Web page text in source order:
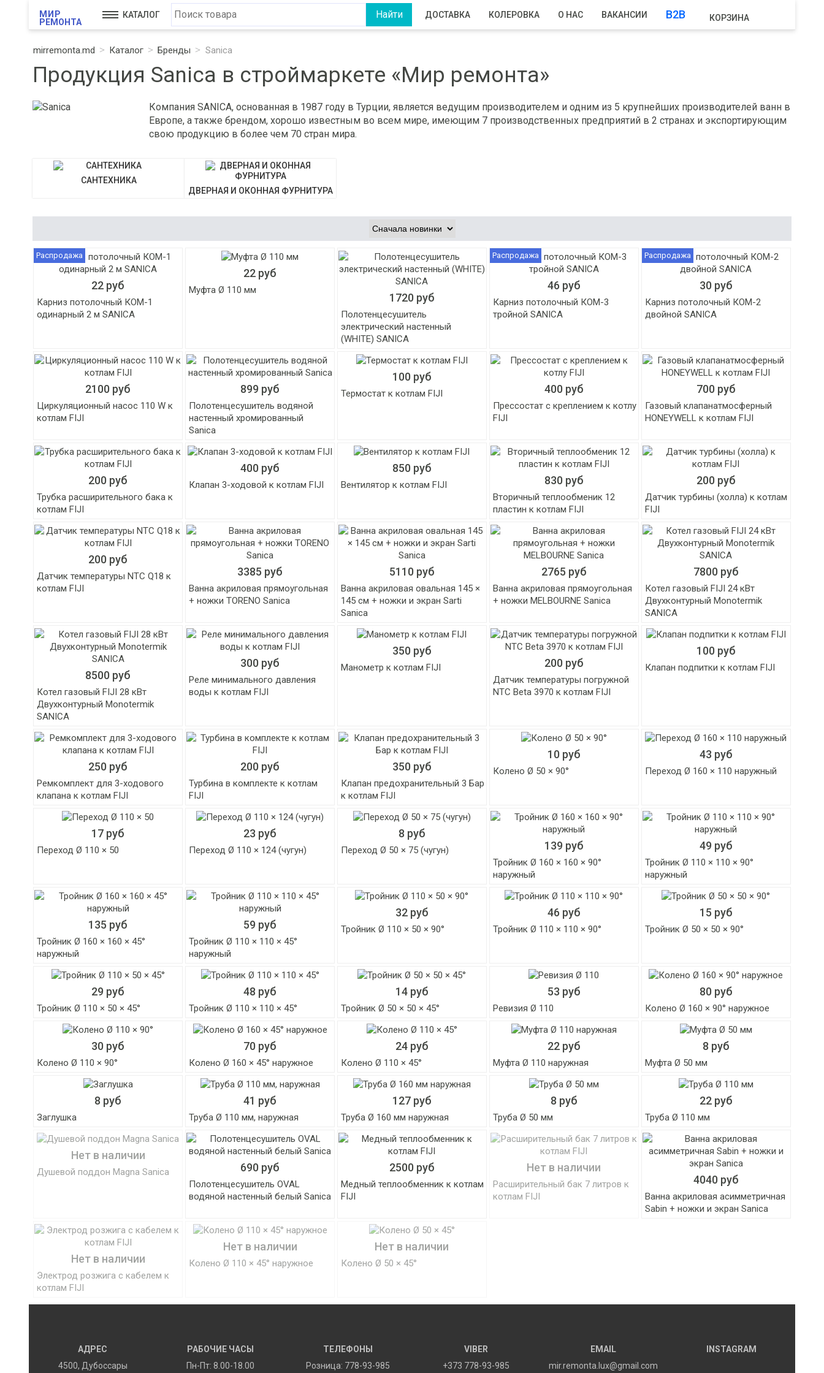
МИР
РЕМОНТА
КАТАЛОГ ДОСТАВКА КОЛЕРОВКА О НАС ВАКАНСИИ B2B КОРЗИНА
mirremonta.md Каталог Бренды Sanica
Продукция Sanica в строймаркете «Мир ремонта»
Компания SANICA, основанная в 1987 году в Турции, является ведущим производителем и одним из 5 крупнейших производителей ванн в
Европе, а также брендом, хорошо известным во всем мире, имеющим 7 производственных предприятий в 2 странах и экспортирующим
свою продукцию в более чем 70 стран мира.
САНТЕХНИКА
ДВЕРНАЯ И ОКОННАЯ ФУРНИТУРА
Распродажа
22 руб
Карниз потолочный КОМ-1
одинарный 2 м SANICA
22 руб
Муфта Ø 110 мм
1720 руб
Полотенцесушитель
электрический настенный
(WHITE) SANICA
Распродажа
46 руб
Карниз потолочный КОМ-3
тройной SANICA
Распродажа
30 руб
Карниз потолочный КОМ-2
двойной SANICA
2100 руб
Циркуляционный насос 110 W к
котлам FIJI
899 руб
Полотенцесушитель водяной
настенный хромированный
Sanica
100 руб
Термостат к котлам FIJI 400 руб
Прессостат с креплением к котлу
FIJI
700 руб
Газовый клапанатмосферный
HONEYWELL к котлам FIJI
200 руб
Трубка расширительного бака к
котлам FIJI
400 руб
Клапан 3-ходовой к котлам FIJI
850 руб
Вентилятор к котлам FIJI 830 руб
Вторичный теплообменик 12
пластин к котлам FIJI
200 руб
Датчик турбины (холла) к котлам
FIJI
200 руб
Датчик температуры NTC Q18 к
котлам FIJI
3385 руб
Ванна акриловая прямоугольная
+ ножки TORENO Sanica
5110 руб
Ванна акриловая овальная 145 ×
145 см + ножки и экран Sarti
Sanica
2765 руб
Ванна акриловая прямоугольная
+ ножки MELBOURNE Sanica
7800 руб
Котел газовый FIJI 24 кВт
Двухконтурный Monotermik
SANICA
8500 руб
Котел газовый FIJI 28 кВт
Двухконтурный Monotermik
SANICA
300 руб
Реле минимального давления
воды к котлам FIJI
350 руб
Манометр к котлам FIJI 200 руб
Датчик температуры погружной
NTC Beta 3970 к котлам FIJI
100 руб
Клапан подпитки к котлам FIJI
250 руб
Ремкомплект для 3-ходового
клапана к котлам FIJI
200 руб
Турбина в комплекте к котлам
FIJI
350 руб
Клапан предохранительный 3 Бар
к котлам FIJI
10 руб
Колено Ø 50 × 90°
43 руб
Переход Ø 160 × 110 наружный
17 руб
Переход Ø 110 × 50
23 руб
Переход Ø 110 × 124 (чугун)
8 руб
Переход Ø 50 × 75 (чугун) 139 руб
Тройник Ø 160 × 160 × 90°
наружный
49 руб
Тройник Ø 110 × 110 × 90°
наружный
135 руб
Тройник Ø 160 × 160 × 45°
наружный
59 руб
Тройник Ø 110 × 110 × 45°
наружный
32 руб
Тройник Ø 110 × 50 × 90°
46 руб
Тройник Ø 110 × 110 × 90°
15 руб
Тройник Ø 50 × 50 × 90°
29 руб
Тройник Ø 110 × 50 × 45°
48 руб
Тройник Ø 110 × 110 × 45°
14 руб
Тройник Ø 50 × 50 × 45°
53 руб
Ревизия Ø 110
80 руб
Колено Ø 160 × 90° наружное
30 руб
Колено Ø 110 × 90°
70 руб
Колено Ø 160 × 45° наружное
24 руб
Колено Ø 110 × 45°
22 руб
Муфта Ø 110 наружная
8 руб
Муфта Ø 50 мм
8 руб
Заглушка
41 руб
Труба Ø 110 мм, наружная
127 руб
Труба Ø 160 мм наружная
8 руб
Труба Ø 50 мм
22 руб
Труба Ø 110 мм
Нет в наличии
Душевой поддон Magna Sanica 690 руб
Полотенцесушитель OVAL
водяной настенный белый Sanica
2500 руб
Медный теплообменник к котлам
FIJI
Нет в наличии
Расширительный бак 7 литров к
котлам FIJI
4040 руб
Ванна акриловая асимметричная
Sabin + ножки и экран Sanica
Нет в наличии
Электрод розжига с кабелем к
котлам FIJI
Нет в наличии
Колено Ø 110 × 45° наружное
Нет в наличии
Колено Ø 50 × 45°
АДРЕС
4500, Дубоссары
РАБОЧИЕ ЧАСЫ
Пн-Пт: 8.00-18.00
ТЕЛЕФОНЫ
Розница: 778-93-985
VIBER
+373 778-93-985
EMAIL
mir.remonta.lux@gmail.com
INSTAGRAM